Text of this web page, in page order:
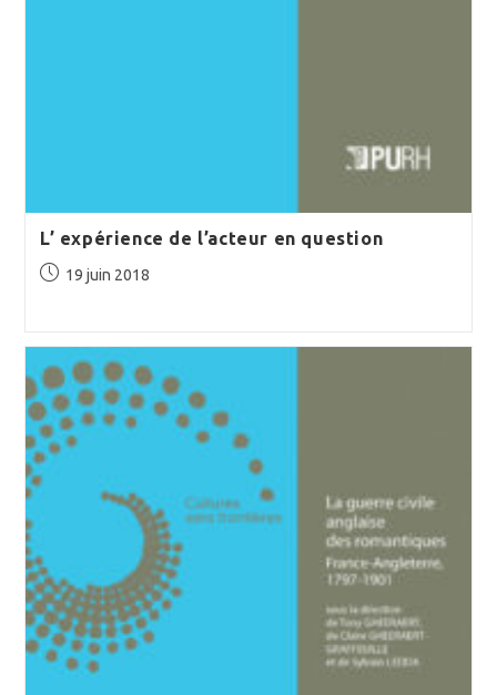
L’ expérience de l’acteur en question
Publication
19 juin 2018